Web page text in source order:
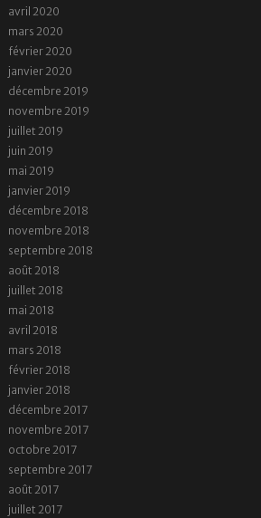
avril 2020
mars 2020
février 2020
janvier 2020
décembre 2019
novembre 2019
juillet 2019
juin 2019
mai 2019
janvier 2019
décembre 2018
novembre 2018
septembre 2018
août 2018
juillet 2018
mai 2018
avril 2018
mars 2018
février 2018
janvier 2018
décembre 2017
novembre 2017
octobre 2017
septembre 2017
août 2017
juillet 2017